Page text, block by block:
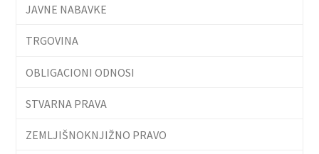
JAVNE NABAVKE
TRGOVINA
OBLIGACIONI ODNOSI
STVARNA PRAVA
ZEMLJIŠNOKNJIŽNO PRAVO